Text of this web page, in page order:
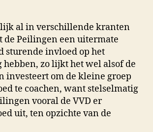
al in verschillende kranten
de Peilingen een uitermate
sturende invloed op het
hebben, zo lijkt het wel alsof de
investeert om de kleine groep
te coachen, want stelselmatig
vooral de VVD er
uit, ten opzichte van de